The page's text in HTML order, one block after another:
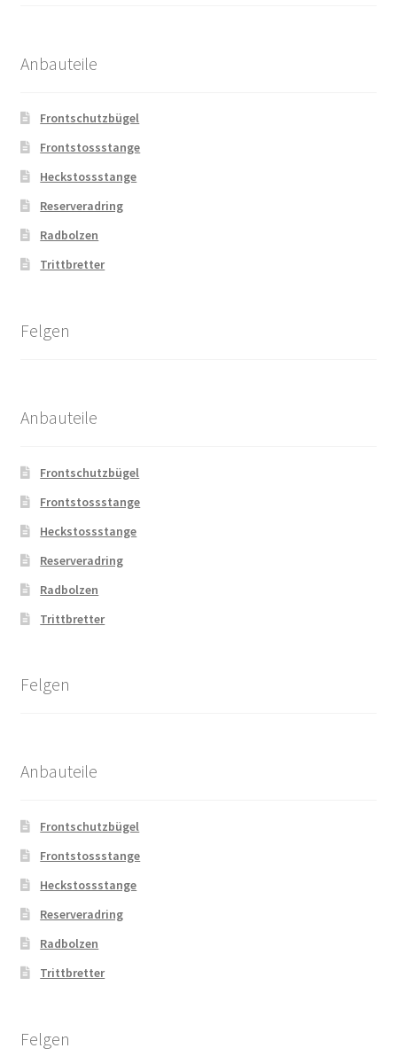
Anbauteile
Frontschutzbügel
Frontstossstange
Heckstossstange
Reserveradring
Radbolzen
Trittbretter
Felgen
Anbauteile
Frontschutzbügel
Frontstossstange
Heckstossstange
Reserveradring
Radbolzen
Trittbretter
Felgen
Anbauteile
Frontschutzbügel
Frontstossstange
Heckstossstange
Reserveradring
Radbolzen
Trittbretter
Felgen